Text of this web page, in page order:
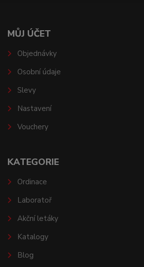
MŮJ ÚČET
Objednávky
Osobní údaje
Slevy
Nastavení
Vouchery
KATEGORIE
Ordinace
Laboratoř
Akční letáky
Katalogy
Blog